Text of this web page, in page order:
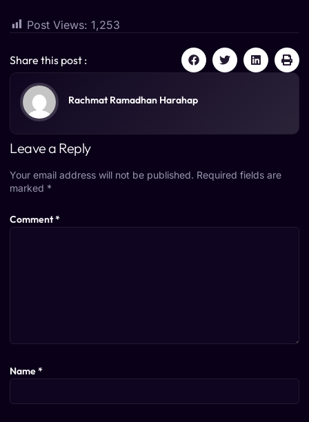
Post Views: 1,253
Share this post :
Rachmat Ramadhan Harahap
Leave a Reply
Your email address will not be published. Required fields are
marked *
Comment*
Name*